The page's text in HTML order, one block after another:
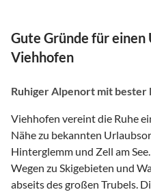
Gute Gründe für einen
Viehhofen
Ruhiger Alpenort mit bester
Viehhofen vereint die Ruhe
Nähe zu bekannten
Hinterglemm und Zell am
Wegen zu Skigebieten und
abseits des großen Trubels.